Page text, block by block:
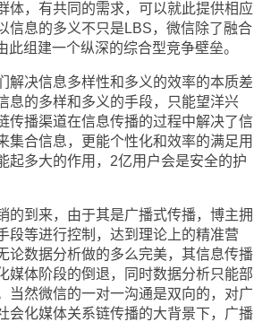
体，有共同的需求，可以就此提供相应
信息的多义不只是LBS，微信除了融合
组建一个纵深的综合型竞争壁垒。
决信息多样性和多义的效率的本质差
息的多样和多义的手段，只能望洋兴
传播渠道在信息传播的过程中解决了信
集合信息，更能个性化和效率的满足用
起多大的作用，2亿用户会是安全的护
到来，由于其是广播式传播，博主拥
段等进行控制，达到理论上的精准营
论数据分析做的多么完美，其信息传播
媒体阶段的倒退，同时数据分析只能部
当然微信的一对一沟通是双向的，对广
会化媒体关系链传播的大背景下，广播